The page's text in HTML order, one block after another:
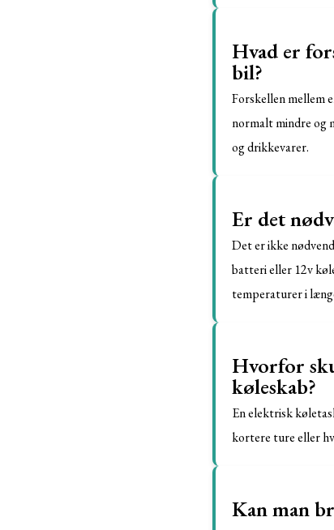
Hvad er
bil?
Forskellen mellem
normalt mindre og
og drikkevarer.
Er det
Det er ikke
batteri eller 12v
temperaturer i
Hvorfor
køleskab?
En elektrisk
kortere ture eller
Kan man